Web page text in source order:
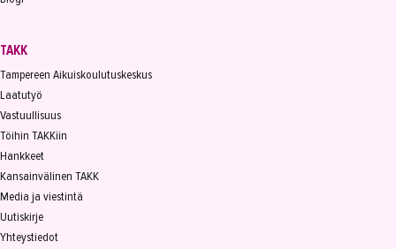
TAKK
Tampereen Aikuiskoulutuskeskus
Laatutyö
Vastuullisuus
Töihin TAKKiin
Hankkeet
Kansainvälinen TAKK
Media ja viestintä
Uutiskirje
Yhteystiedot